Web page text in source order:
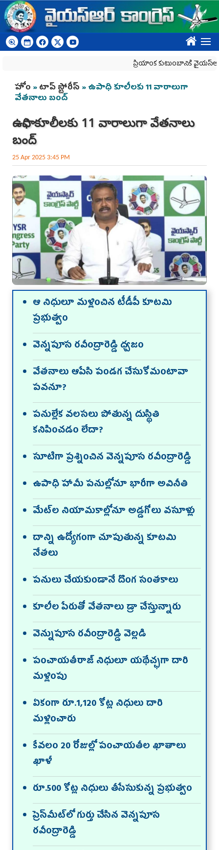
Skip to main content
????
ప్రియాంక కుటుంబానికి వైయ‌స్ఆర్‌సీపీ
You are here
హోం »టాప్ స్టోరీస్ » ఉపాధి కూలీలకు 11 వారాలుగా
వేతనాలు బంద్‌
ఉపాధి కూలీలకు 11 వారాలుగా వేతనాలు
బంద్‌
25 Apr 2025 3:45 PM
ఆ నిధులూ మళ్లించిన టీడీపీ కూటమి
ప్రభుత్వం
వెన్నపూస రవీంద్రారెడ్డి ధ్వజం
వేతనాలు ఆపేసి పండగ చేసుకోమంటావా
పవనూ?
పనుల్లేక వలసలు పోతున్న దుస్థితి
కనిపించడం లేదా?
సూటిగా ప్రశ్నించిన వెన్నపూస రవీంద్రారెడ్డి
ఉపాధి హామీ పనుల్లోనూ భారీగా అవినీతి
మేట్‌ల నియామకాల్లోనూ అడ్డగోలు వసూళ్లు
దాన్ని ఉద్యోగంగా చూపుతున్న కూటమి
నేతలు
పనులు చేయకుండానే దొంగ సంతకాలు
కూలీల పేరుతో వేతనాలు డ్రా చేస్తున్నారు
వెన్నుపూస రవీంద్రారెడ్డి వెల్లడి
పంచాయతీరాజ్‌ నిధులూ యథేచ్ఛగా దారి
మళ్లింపు
ఏకంగా రూ.1,120 కోట్ల నిధులు దారి
మళ్లించారు
కేవలం 20 రోజుల్లో పంచాయతీల ఖాతాలు
ఖాళీ
రూ.500 కోట్ల నిధులు తీసేసుకున్న ప్రభుత్వం
ప్రెస్‌మీట్‌లో గుర్తు చేసిన వెన్నపూస
రవీంద్రారెడ్డి